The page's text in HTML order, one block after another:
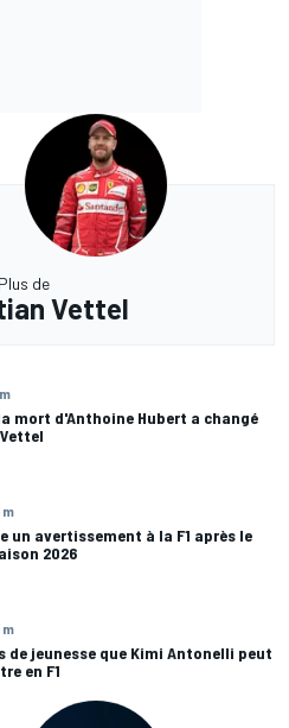
Plus de
Vettel
mort d'Anthoine Hubert a changé
m
un avertissement à la F1 après le
2026
m
de jeunesse que Kimi Antonelli peut
en F1